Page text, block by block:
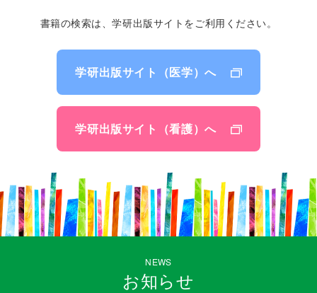
書籍の検索は、学研出版サイトをご利用ください。
学研出版サイト（医学）へ
学研出版サイト（看護）へ
NEWS
お知らせ